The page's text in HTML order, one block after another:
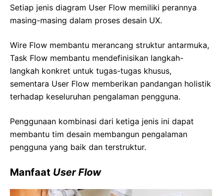
Setiap jenis diagram User Flow memiliki perannya
masing-masing dalam proses desain UX.
Wire Flow membantu merancang struktur antarmuka,
Task Flow membantu mendefinisikan langkah-
langkah konkret untuk tugas-tugas khusus,
sementara User Flow memberikan pandangan holistik
terhadap keseluruhan pengalaman pengguna.
Penggunaan kombinasi dari ketiga jenis ini dapat
membantu tim desain membangun pengalaman
pengguna yang baik dan terstruktur.
Manfaat User Flow